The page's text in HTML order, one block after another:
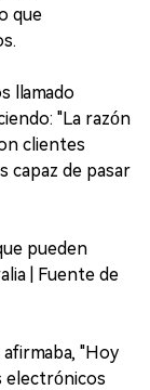
que
llamado
"La razón
clientes
capaz de pasar
pueden
| Fuente de
"Hoy
electrónicos